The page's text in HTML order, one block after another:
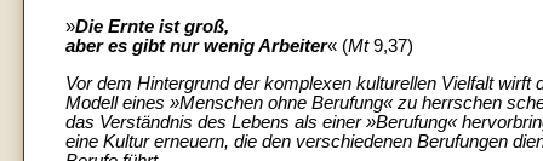
»Die Ernte ist groß,
aber es gibt nur wenig Arbeiter« (Mt9,37)
Vor dem Hintergrund der komplexen kulturellen Vielfalt
Modell eines »Menschen ohne Berufung« zu herrschen
das Verständnis des Lebens als einer »Berufung«
eine Kultur erneuern, die den verschiedenen Berufungen